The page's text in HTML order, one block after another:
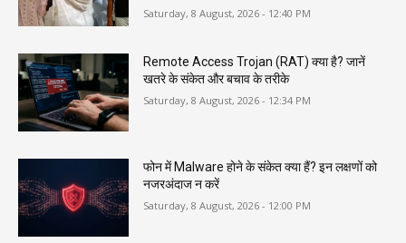
Saturday, 8 August, 2026 - 12:40 PM
Remote Access Trojan (RAT) क्या है? जानें
खतरे के संकेत और बचाव के तरीके
Saturday, 8 August, 2026 - 12:34 PM
फोन में Malware होने के संकेत क्या हैं? इन लक्षणों को
नजरअंदाज न करें
Saturday, 8 August, 2026 - 12:00 PM